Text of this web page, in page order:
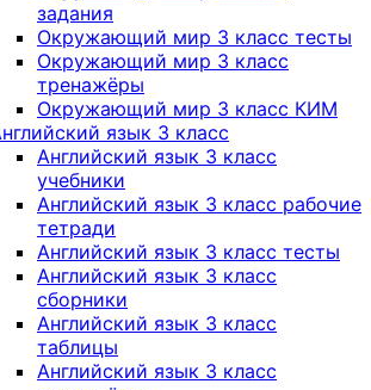
задания
Окружающий мир 3 класс тесты
Окружающий мир 3 класс
тренажёры
Окружающий мир 3 класс КИМ
язык 3 класс
Английский язык 3 класс
учебники
Английский язык 3 класс рабочие
тетради
Английский язык 3 класс тесты
Английский язык 3 класс
сборники
Английский язык 3 класс
таблицы
Английский язык 3 класс